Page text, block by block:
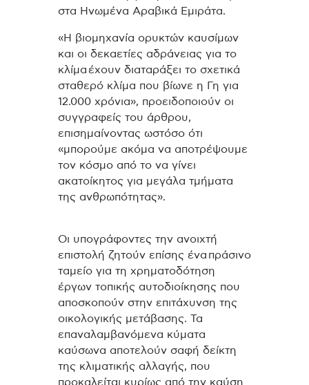
στα Ηνωμένα Αραβικά Εμιράτα.
«Η βιομηχανία ορυκτών καυσίμων
και οι δεκαετίες αδράνειας για το
κλίμα έχουν διαταράξει το σχετικά
σταθερό κλίμα που βίωνε η Γη για
12.000 χρόνια», προειδοποιούν οι
συγγραφείς του άρθρου,
επισημαίνοντας ωστόσο ότι
«μπορούμε ακόμα να αποτρέψουμε
τον κόσμο από το να γίνει
ακατοίκητος για μεγάλα τμήματα
της ανθρωπότητας».
Οι υπογράφοντες την ανοιχτή
επιστολή ζητούν επίσης ένα πράσινο
ταμείο για τη χρηματοδότηση
έργων τοπικής αυτοδιοίκησης που
αποσκοπούν στην επιτάχυνση της
οικολογικής μετάβασης. Τα
επαναλαμβανόμενα κύματα
καύσωνα αποτελούν σαφή δείκτη
της κλιματικής αλλαγής, που
προκαλείται κυρίως από την καύση